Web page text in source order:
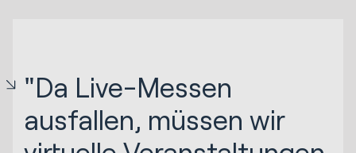
"Da Live-Messen
ausfallen, müssen wir